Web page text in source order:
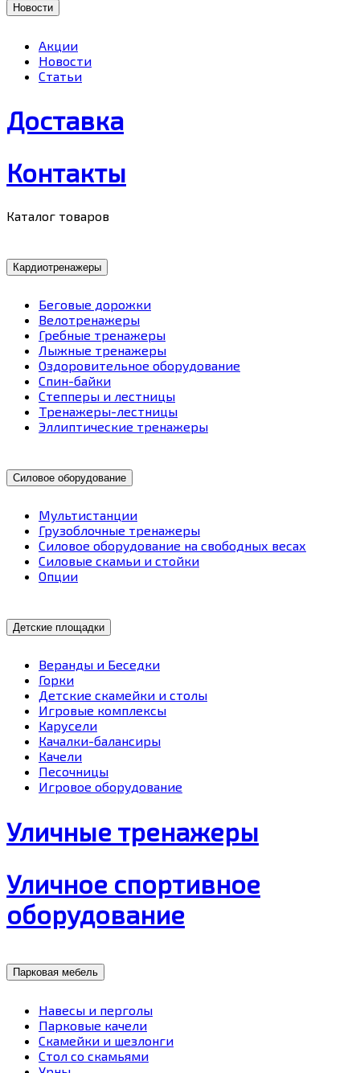
Новости
Акции
Новости
Статьи
Доставка
Контакты
Каталог товаров
Кардиотренажеры
Беговые дорожки
Велотренажеры
Гребные тренажеры
Лыжные тренажеры
Оздоровительное оборудование
Спин-байки
Степперы и лестницы
Тренажеры-лестницы
Эллиптические тренажеры
Силовое оборудование
Мультистанции
Грузоблочные тренажеры
Силовое оборудование на свободных весах
Силовые скамьи и стойки
Опции
Детские площадки
Веранды и Беседки
Горки
Детские скамейки и столы
Игровые комплексы
Карусели
Качалки-балансиры
Качели
Песочницы
Игровое оборудование
Уличные тренажеры
Уличное спортивное
оборудование
Парковая мебель
Навесы и перголы
Парковые качели
Скамейки и шезлонги
Стол со скамьями